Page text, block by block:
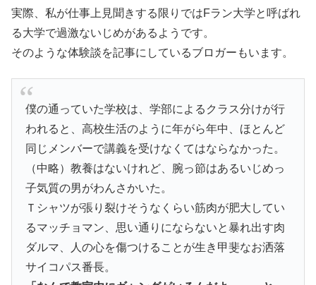
実際、私が仕事上見聞きする限りではFラン大学と呼ばれ
る大学で過激ないじめがあるようです。
そのような体験談を記事にしているブロガーもいます。
僕の通っていた学校は、学部によるクラス分けが行
われると、高校生活のように年がら年中、ほとんど
同じメンバーで講義を受けなくてはならなかった。
（中略）教養はないけれど、腕っ節はあるいじめっ
子気質の男がわんさかいた。
Ｔシャツが張り裂けそうなくらい筋肉が肥大してい
るマッチョマン、思い通りにならないと暴れ出す肉
ダルマ、人の心を傷つけることが生き甲斐なお洒落
サイコパス番長。